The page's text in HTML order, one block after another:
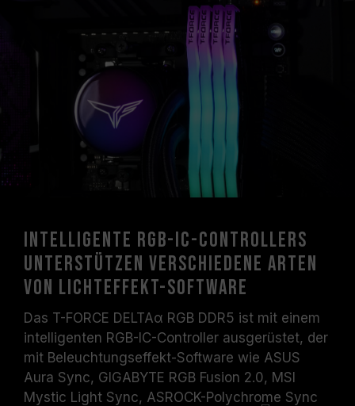
Intelligente RGB-IC-Controllers
unterstützen verschiedene Arten
von Lichteffekt-Software
Das T-FORCE DELTAα RGB DDR5 ist mit einem
intelligenten RGB-IC-Controller ausgerüstet, der
mit Beleuchtungseffekt-Software wie ASUS
Aura Sync, GIGABYTE RGB Fusion 2.0, MSI
Mystic Light Sync, ASROCK-Polychrome Sync